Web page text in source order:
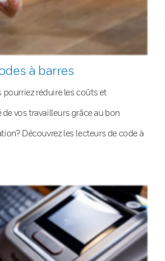
à barres
pourriez réduire les coûts et
vos travailleurs grâce au bon
Découvrez les lecteurs de code à